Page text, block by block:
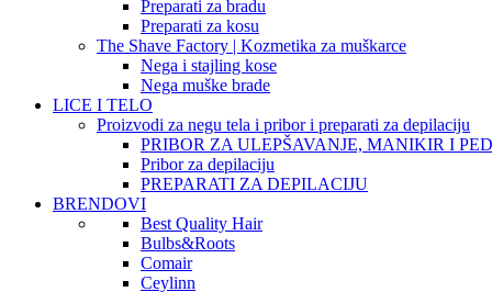
Preparati za bradu
Preparati za kosu
The Shave Factory | Kozmetika za muškarce
Nega i stajling kose
Nega muške brade
LICE I TELO
Proizvodi za negu tela i pribor i preparati za depilaciju
PRIBOR ZA ULEPŠAVANJE, MANIKIR I
Pribor za depilaciju
PREPARATI ZA DEPILACIJU
BRENDOVI
Best Quality Hair
Bulbs&Roots
Comair
Ceylinn